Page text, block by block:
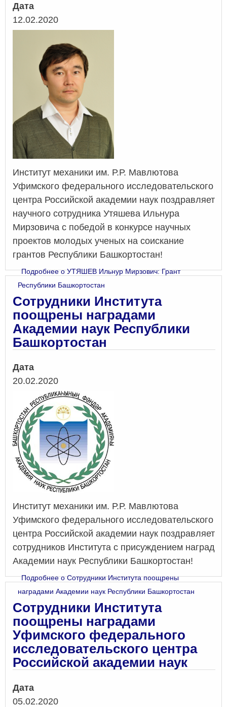
Дата
12.02.2020
Институт механики им. Р.Р. Мавлютова
Уфимского федерального исследовательского
центра Российской академии наук поздравляет
научного сотрудника Утяшева Ильнура
Мирзовича с победой в конкурсе научных
проектов молодых ученых на соискание
грантов Республики Башкортостан!
Подробнеео УТЯШЕВ Ильнур Мирзович: Грант
Республики Башкортостан
Сотрудники Института
поощрены наградами
Академии наук Республики
Башкортостан
Дата
20.02.2020
Институт механики им. Р.Р. Мавлютова
Уфимского федерального исследовательского
центра Российской академии наук поздравляет
сотрудников Института с присуждением наград
Академии наук Республики Башкортостан!
Подробнеео Сотрудники Института поощрены
наградами Академии наук Республики Башкортостан
Сотрудники Института
поощрены наградами
Уфимского федерального
исследовательского центра
Российской академии наук
Дата
05.02.2020